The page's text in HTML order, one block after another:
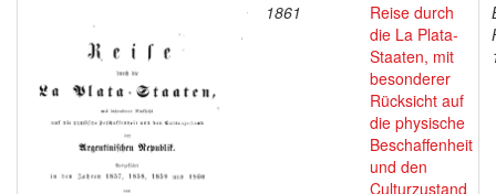
1861
Reise durch
die La Plata-
Staaten, mit
besonderer
Rücksicht auf
die physische
Beschaffenheit
und den
Culturzustand